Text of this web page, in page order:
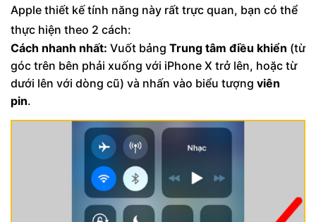
Apple thiết kế tính năng này rất trực quan, bạn có thể
thực hiện theo 2 cách:
Cách nhanh nhất: Vuốt bảng Trung tâm điều khiển (từ
góc trên bên phải xuống với iPhone X trở lên, hoặc từ
dưới lên với dòng cũ) và nhấn vào biểu tượng viên
pin.